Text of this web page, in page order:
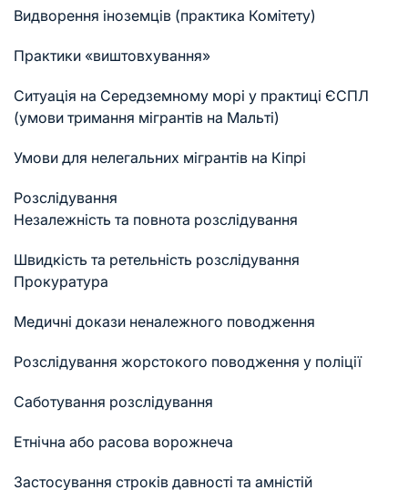
Видворення іноземців (практика Комітету)
Практики «виштовхування»
Ситуація на Середземному морі у практиці ЄСПЛ
(умови тримання мігрантів на Мальті)
Умови для нелегальних мігрантів на Кіпрі
Розслідування
Незалежність та повнота розслідування
Швидкість та ретельність розслідування
Прокуратура
Медичні докази неналежного поводження
Розслідування жорстокого поводження у поліції
Саботування розслідування
Етнічна або расова ворожнеча
Застосування строків давності та амністій